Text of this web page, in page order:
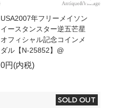
USA2007年フリーメイソン
イースタンスター逆五芒星
オフィシャル記念コインメ
ダル【N-25852】@
0円(内税)
SOLD OUT